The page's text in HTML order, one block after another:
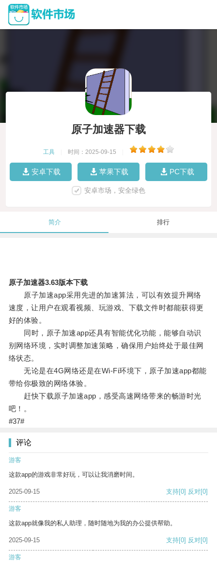
原子加速器下载
工具 时间：2025-09-15
安卓下载 苹果下载 PC下载
安卓市场，安全绿色
简介 排行
原子加速器3.63版本下载
原子加速app采用先进的加速算法，可以有效提升网络
速度，让用户在观看视频、玩游戏、下载文件时都能获得更
好的体验。
同时，原子加速app还具有智能优化功能，能够自动识
别网络环境，实时调整加速策略，确保用户始终处于最佳网
络状态。
无论是在4G网络还是在Wi-Fi环境下，原子加速app都能
带给你极致的网络体验。
赶快下载原子加速app，感受高速网络带来的畅游时光
吧！。
#37#
评论
游客
这款app的游戏非常好玩，可以让我消磨时间。
2025-09-15 支持[0] 反对[0]
游客
这款app就像我的私人助理，随时随地为我的办公提供帮助。
2025-09-15 支持[0] 反对[0]
游客